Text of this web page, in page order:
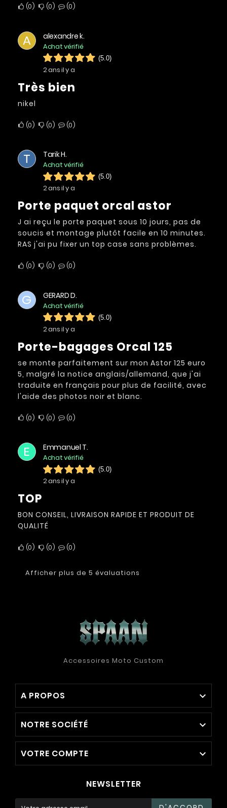
0 0 0
A alexandre k.
Achat vérifié
(5.0)
2 ans il y a
très bien
nikel
0 0 0
T Tarik H.
Achat vérifié
(5.0)
2 ans il y a
Porte paquet orcal astor
J ai reçu le porte paquet sous 10 jours, pas de
soucis et montage plutôt facile en 10 minutes.
RAS j'ai pu fixer un top case sans problèmes.
0 0 0
G GERARD D.
Achat vérifié
(5.0)
2 ans il y a
Porte-bagages Orcal 125
se monte parfaitement sur mon Astor 125 euro
5, malgré la notice anglais/allemand, que j'ai
traduite en français pour plus de facilité, avec
l'aide des photos noir et blanc.
0 0 0
E Emmanuel T.
Achat vérifié
(5.0)
2 ans il y a
TOP
BON CONSEIL, LIVRAISON RAPIDE ET PRODUIT DE
QUALITÉ
0 0 0
Afficher plus de 5 évaluations
Accessoires Moto Custom
A PROPOS 
NOTRE SOCIÉTÉ 
VOTRE COMPTE 
NEWSLETTER